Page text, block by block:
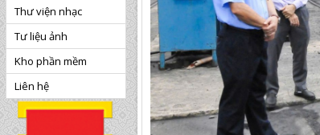
Thư viện nhạc
Tư liệu ảnh
Kho phần mềm
Liên hệ